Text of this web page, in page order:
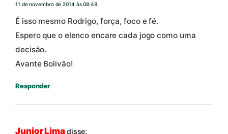
11 de novembro de 2014 às 08:48
É isso mesmo Rodrigo, força, foco e fé.
Espero que o elenco encare cada jogo como uma
decisão.
Avante Bolivão!
Responder
Junior Limadisse: